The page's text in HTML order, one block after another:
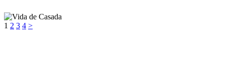
1 2 3 4 >